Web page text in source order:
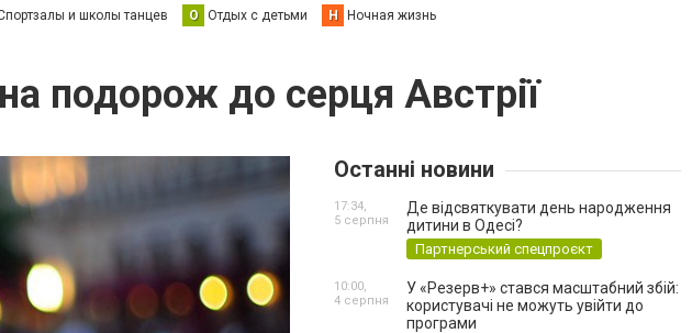
и школы танцев О Отдых с детьми Н Ночная жизнь
подорож до серця Австрії
Останні новини
Де відсвяткувати день народження
дитини в Одесі?
Партнерський спецпроєкт
17:34,
5 серпня
У «Резерв+» стався масштабний збій:
користувачі не можуть увійти до
програми
10:00,
4 серпня